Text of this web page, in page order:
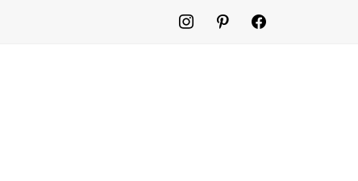
instagrampinterestfacebook2